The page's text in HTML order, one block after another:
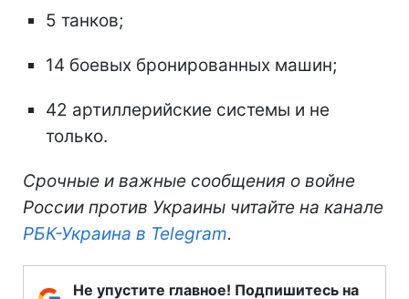
5 танков;
14 боевых бронированных машин;
42 артиллерийские системы и не
только.
Срочные и важные сообщения о войне
России против Украины читайте на канале
РБК-Украина в Telegram.
Не упустите главное! Подпишитесь на